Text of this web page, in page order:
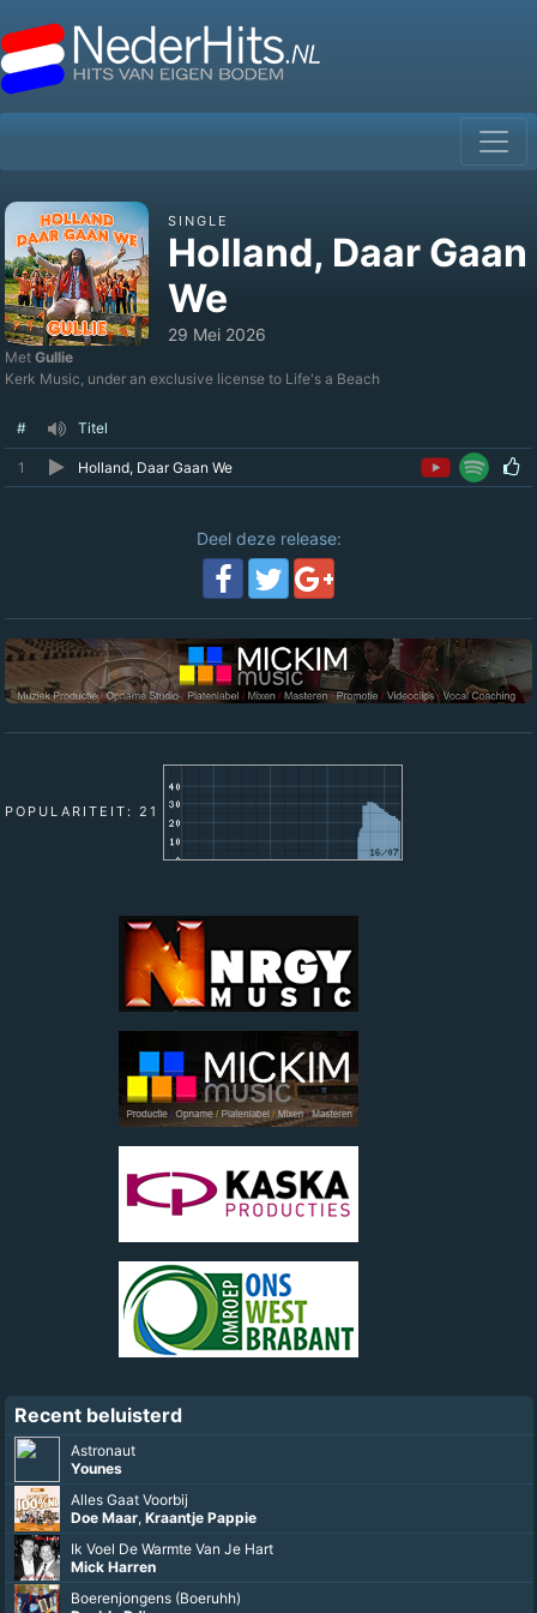
SINGLE
Holland, Daar Gaan
We
29 Mei 2026
Met Gullie
Kerk Music, under an exclusive license to Life's a Beach
# Titel
1 Holland, Daar Gaan We
Deel deze release:
POPULARITEIT: 21
Recent beluisterd
Astronaut
Younes
Alles Gaat Voorbij
Doe Maar, Kraantje Pappie
Ik Voel De Warmte Van Je Hart
Mick Harren
Boerenjongens (Boeruhh)